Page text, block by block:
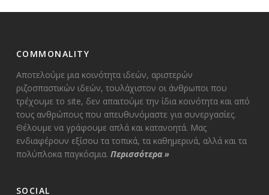
COMMONALITY
Αποτελούμε μια κοινότητα ιδεών, αριστερών
ριζοσπαστικών ιδεών, τουλάχιστον οι άνθρωποι που
τρέχουμε το site, δεν απαιτούμε την ίδια κοινότητα και από
τους ανθρώπους που απευθυνόμαστε για συνεργασίες.
Θέλουμε να γράφουμε απλά και κατανοητά. Μας
ενδιαφέρουν εξίσου τα τοπικά, τα καθημερινά, αλλά και τα
πολύπλοκα παγκόσμια. Περισσότερα»
SOCIAL